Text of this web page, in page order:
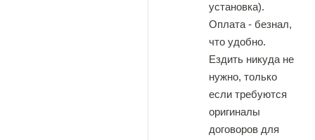
установка).
Оплата - безнал,
что удобно.
Ездить никуда не
нужно, только
если требуются
оригиналы
договоров для